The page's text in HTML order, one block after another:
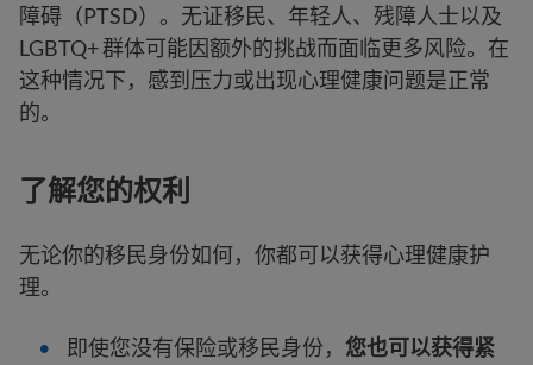
障碍（PTSD）。无证移民、年轻人、残障人士以及
LGBTQ+ 群体可能因额外的挑战而面临更多风险。在
这种情况下，感到压力或出现心理健康问题是正常
的。
了解您的权利
无论你的移民身份如何，你都可以获得心理健康护
理。
即使您没有保险或移民身份， 您也可以获得紧